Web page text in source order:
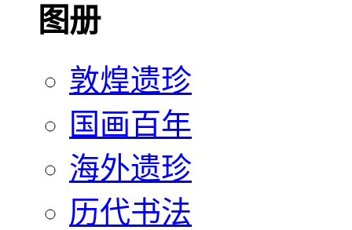
图册
敦煌遗珍
国画百年
海外遗珍
历代书法